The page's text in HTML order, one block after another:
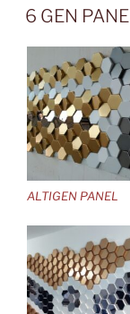
TARIHI
6 GEN
ALTIGEN PANEL